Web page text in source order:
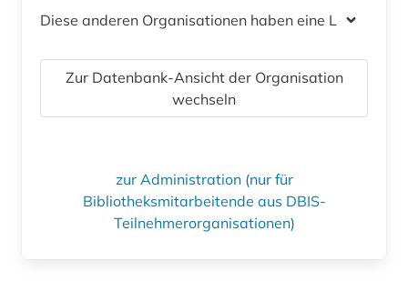
Diese anderen Organisationen haben eine Lizenz
Zur Datenbank-Ansicht der Organisation
wechseln
zur Administration (nur für
Bibliotheksmitarbeitende aus DBIS-
Teilnehmerorganisationen)